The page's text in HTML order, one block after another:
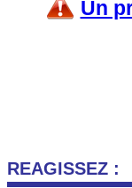
Un
REAGISSEZ :